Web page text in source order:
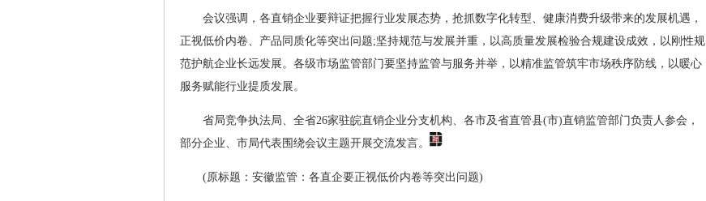
会议强调，各直销企业要辩证把握行业发展态势，抢抓数字化转型、健康消费升级带来的发展机遇，
正视低价内卷、产品同质化等突出问题;坚持规范与发展并重，以高质量发展检验合规建设成效，以刚性规
范护航企业长远发展。各级市场监管部门要坚持监管与服务并举，以精准监管筑牢市场秩序防线，以暖心
服务赋能行业提质发展。
省局竞争执法局、全省26家驻皖直销企业分支机构、各市及省直管县(市)直销监管部门负责人参会，
部分企业、市局代表围绕会议主题开展交流发言。
(原标题：安徽监管：各直企要正视低价内卷等突出问题)